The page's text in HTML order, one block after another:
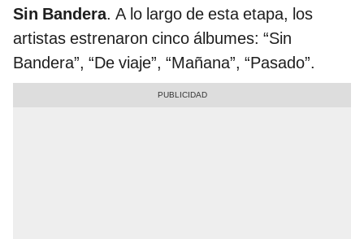
Sin Bandera. A lo largo de esta etapa, los
artistas estrenaron cinco álbumes: “Sin
Bandera”, “De viaje”, “Mañana”, “Pasado”.